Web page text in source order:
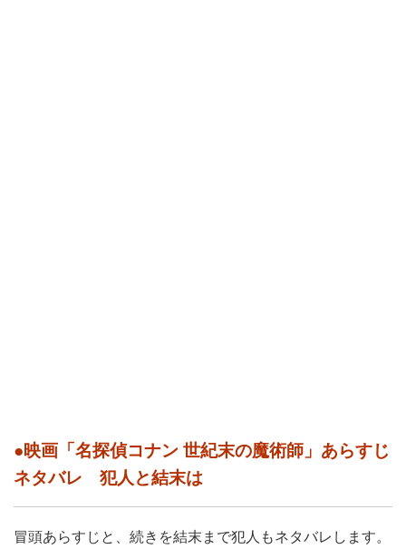
●映画「名探偵コナン 世紀末の魔術師」あらすじ
ネタバレ 犯人と結末は
冒頭あらすじと、続きを結末まで犯人もネタバレします。